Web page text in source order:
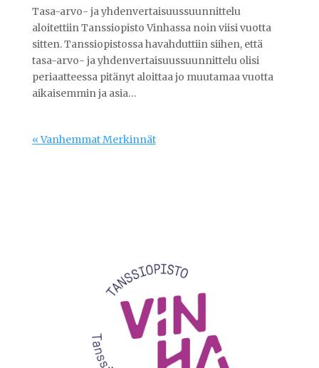
Tasa-arvo- ja yhdenvertaisuussuunnittelu
aloitettiin Tanssiopisto Vinhassa noin viisi vuotta
sitten. Tanssiopistossa havahduttiin siihen, että
tasa-arvo- ja yhdenvertaisuussuunnittelu olisi
periaatteessa pitänyt aloittaa jo muutamaa vuotta
aikaisemmin ja asia…
« Vanhemmat Merkinnät